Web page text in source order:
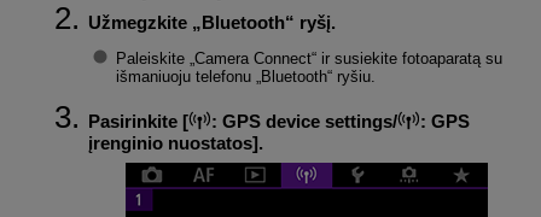
Užmegzkite „Bluetooth“ ryšį.
Paleiskite „Camera Connect“ ir susiekite fotoaparatą su
išmaniuoju telefonu „Bluetooth“ ryšiu.
Pasirinkite [ : GPS device settings/ : GPS
įrenginio nuostatos].